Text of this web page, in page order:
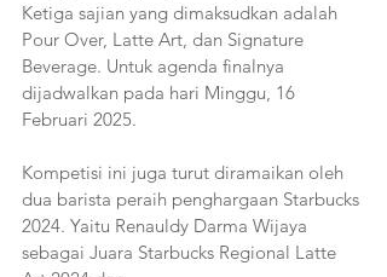
Ketiga sajian yang dimaksudkan adalah
Pour Over, Latte Art, dan Signature
Beverage. Untuk agenda finalnya
dijadwalkan pada hari Minggu, 16
Februari 2025.
Kompetisi ini juga turut diramaikan oleh
dua barista peraih penghargaan Starbucks
2024. Yaitu Renauldy Darma Wijaya
sebagai Juara Starbucks Regional Latte